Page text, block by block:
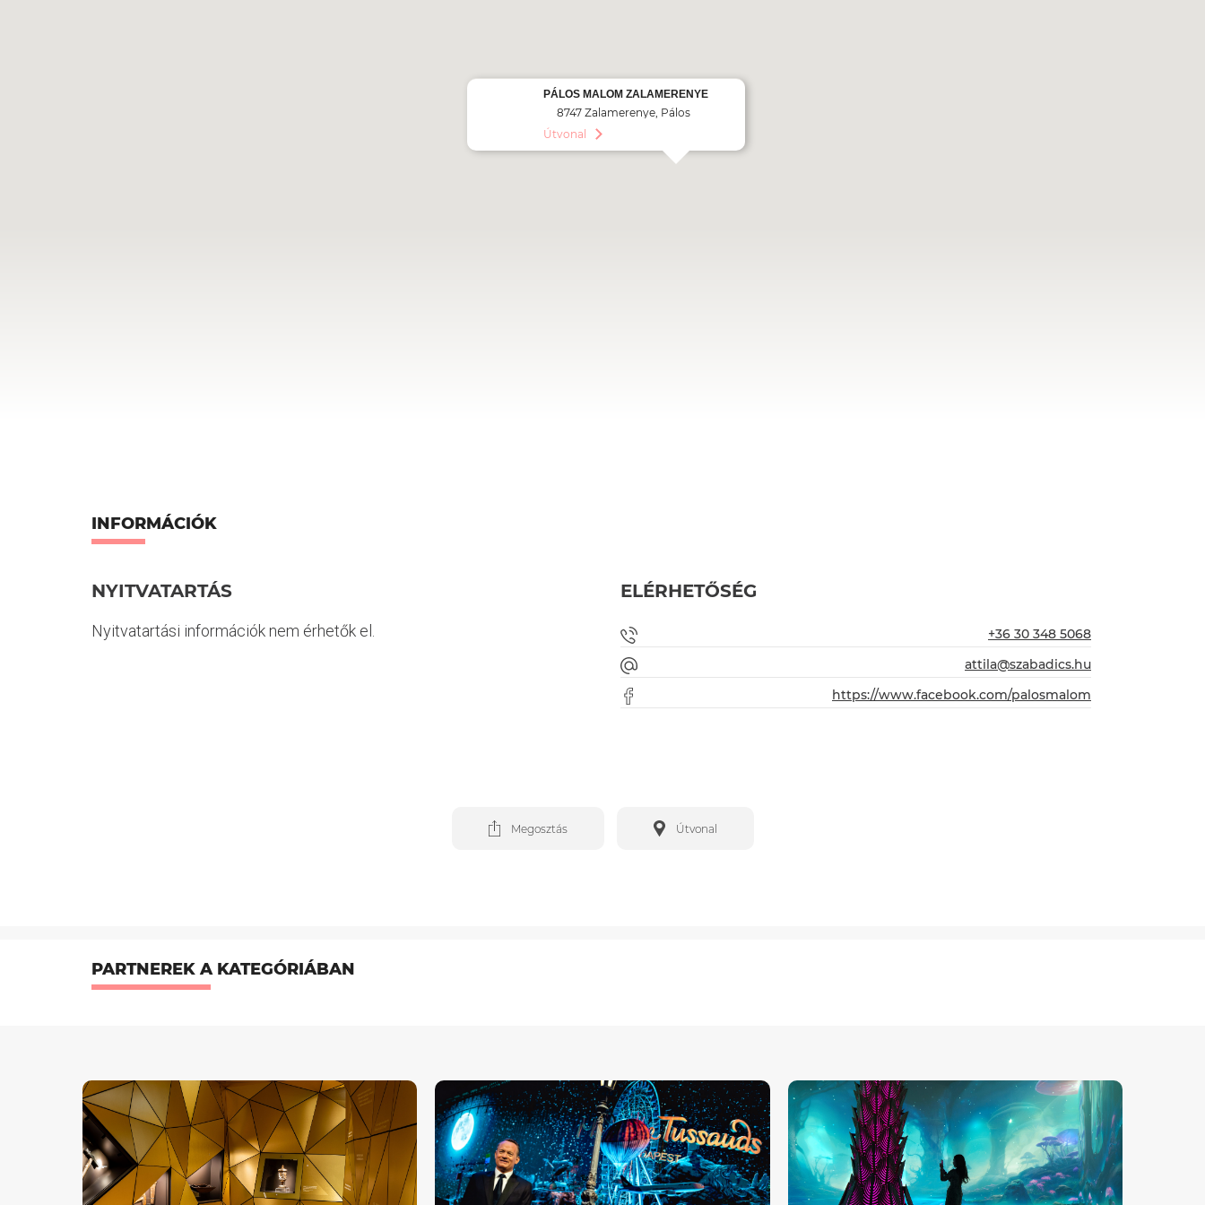
PÁLOS MALOM ZALAMERENYE
8747 Zalamerenye, Pálos
malom 129/2
Útvonal
INFORMÁCIÓK
NYITVATARTÁS
Nyitvatartási információk nem érhetők el.
ELÉRHETŐSÉG
+36 30 348 5068
attila@szabadics.hu
https://www.facebook.com/palosmalom
Megosztás Útvonal
PARTNEREK A KATEGÓRIÁBAN